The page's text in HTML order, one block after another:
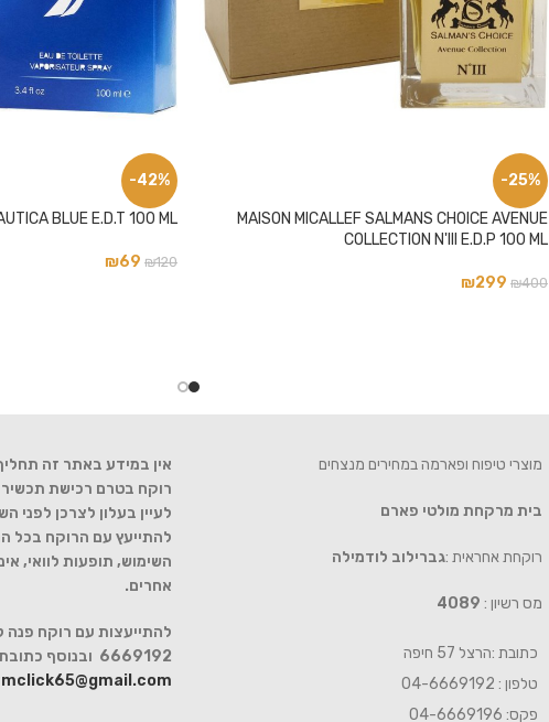
-25%
MAISON MICALLEF SALMANS CHOICE AVENUE
COLLECTION N'III E.D.P 100 ML
₪400
₪299
-42%
BLUE E.D.T 100 ML
₪120
₪69
אין במידע באתר זה
רוקח בטרם רכישת תכשיר
לעיין בעלון לצרכן לפני
להתייעץ עם הרוקח בכל
השימוש, תופעות לוואי,
אחרים.
6669192 ובנוסף כתובת דואר אלקטרוני
מוצרי טיפוח ופארמה במחירים מנצחים
בית מרקחת מולטי פארם
רוקחת אחראית :גברילוב לודמילה
מס רשיון : 4089
כתובת :הרצל 57 חיפה
טלפון : 04-6669192
פקס: 04-6669196